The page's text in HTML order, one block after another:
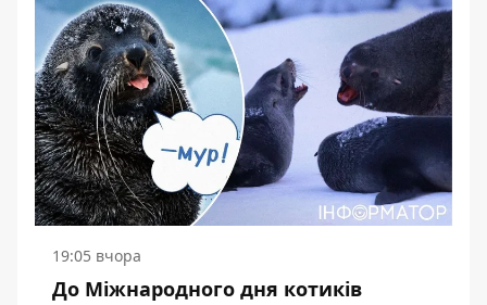
19:05 вчора
До Міжнародного дня котиків